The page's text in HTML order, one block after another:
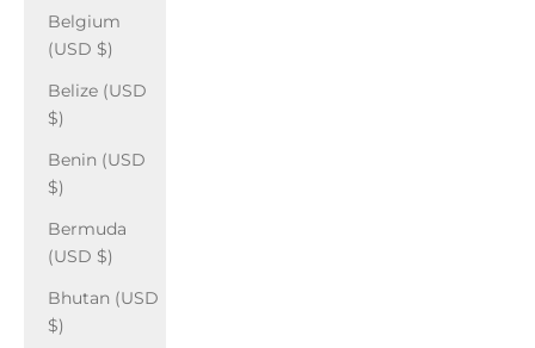
Belgium
(USD $)
Belize (USD
$)
Benin (USD
$)
Bermuda
(USD $)
Bhutan (USD
$)